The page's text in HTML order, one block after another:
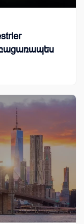
բացառապես